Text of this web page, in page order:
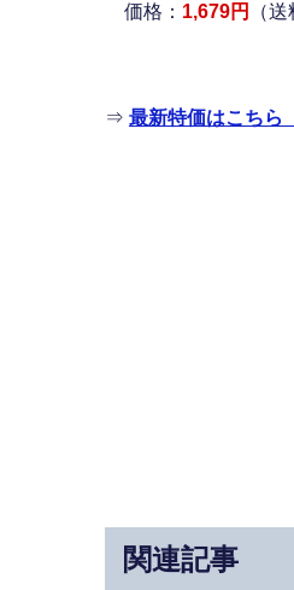
価格： 1,679円 （
⇒ 最新特価はこちら
関連記事